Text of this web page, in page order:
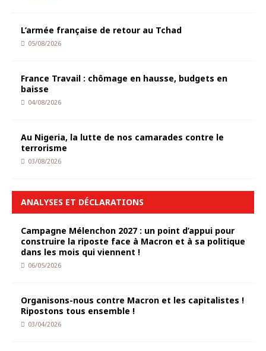
L’armée française de retour au Tchad
05/08/2026
France Travail : chômage en hausse, budgets en
baisse
04/08/2026
Au Nigeria, la lutte de nos camarades contre le
terrorisme
03/08/2026
ANALYSES ET DÉCLARATIONS
Campagne Mélenchon 2027 : un point d’appui pour
construire la riposte face à Macron et à sa politique
dans les mois qui viennent !
06/05/2026
Organisons-nous contre Macron et les capitalistes !
Ripostons tous ensemble !
03/04/2026